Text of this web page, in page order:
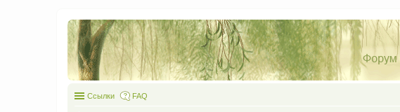
Ссылки FAQ